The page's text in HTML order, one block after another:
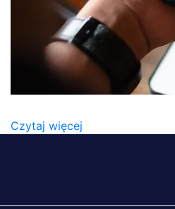
Czytaj więcej